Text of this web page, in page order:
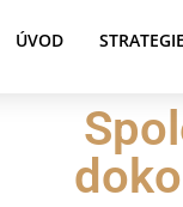
ÚVOD STRATEGIE